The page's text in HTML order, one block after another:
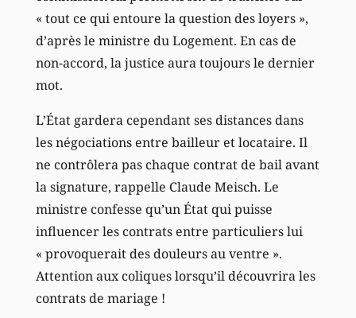
« tout ce qui entoure la question des loyers »,
d’après le ministre du Logement. En cas de
non-accord, la justice aura toujours le dernier
mot.
L’État gardera cependant ses distances dans
les négociations entre bailleur et locataire. Il
ne contrôlera pas chaque contrat de bail avant
la signature, rappelle Claude Meisch. Le
ministre confesse qu’un État qui puisse
influencer les contrats entre particuliers lui
« provoquerait des douleurs au ventre ».
Attention aux coliques lorsqu’il découvrira les
contrats de mariage !